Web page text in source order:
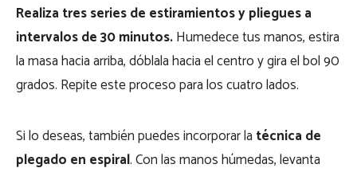
Realiza tres series de estiramientos y pliegues a
intervalos de 30 minutos.Humedece tus manos, estira
la masa hacia arriba, dóblala hacia el centro y gira el bol 90
grados. Repite este proceso para los cuatro lados.
Si lo deseas, también puedes incorporar la técnica de
plegado en espiral. Con las manos húmedas, levanta